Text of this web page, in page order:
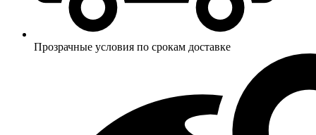
Прозрачные условия по срокам доставке